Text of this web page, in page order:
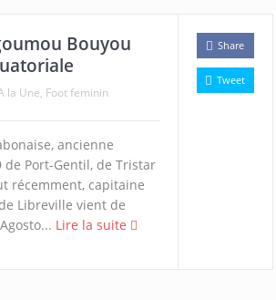
Bouyou
la Une, Foot feminin
ancienne
de Port-Gentil, de Tristar
récemment, capitaine
Libreville vient de
Lire la suite
Share
Tweet